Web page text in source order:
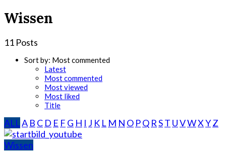
Wissen
11 Posts
Sort by: Most commented
Latest
Most commented
Most viewed
Most liked
Title
ALLA B C D E F G H I J K L M N O PQ RST UVWXYZ
Wissen